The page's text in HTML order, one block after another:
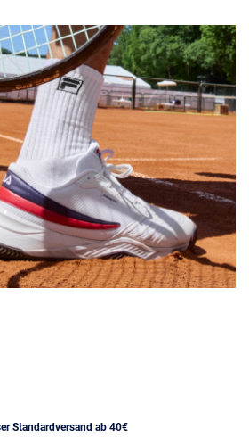
Standardversand ab 40€